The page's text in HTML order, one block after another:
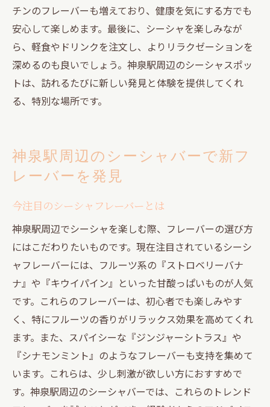
チンのフレーバーも増えており、健康を気にする方でも
安心して楽しめます。最後に、シーシャを楽しみなが
ら、軽食やドリンクを注文し、よりリラクゼーションを
深めるのも良いでしょう。神泉駅周辺のシーシャスポッ
トは、訪れるたびに新しい発見と体験を提供してくれ
る、特別な場所です。
神泉駅周辺のシーシャバーで新フ
レーバーを発見
今注目のシーシャフレーバーとは
神泉駅周辺でシーシャを楽しむ際、フレーバーの選び方
にはこだわりたいものです。現在注目されているシーシ
ャフレーバーには、フルーツ系の『ストロベリーバナ
ナ』や『キウイパイン』といった甘酸っぱいものが人気
です。これらのフレーバーは、初心者でも楽しみやす
く、特にフルーツの香りがリラックス効果を高めてくれ
ます。また、スパイシーな『ジンジャーシトラス』や
『シナモンミント』のようなフレーバーも支持を集めて
います。これらは、少し刺激が欲しい方におすすめで
す。神泉駅周辺のシーシャバーでは、これらのトレンド